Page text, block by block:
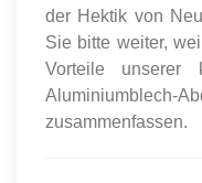
der Hektik von
Sie bitte weiter,
Vorteile unserer
zusammenfassen.